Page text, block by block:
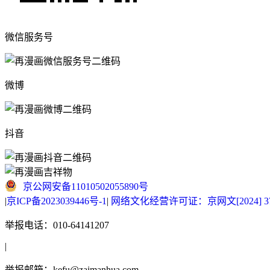
微信服务号
微博
抖音
京公网安备11010502055890号
|京ICP备2023039446号-1 | 网络文化经营许可证：京网文[2024]
举报电话：010-64141207
|